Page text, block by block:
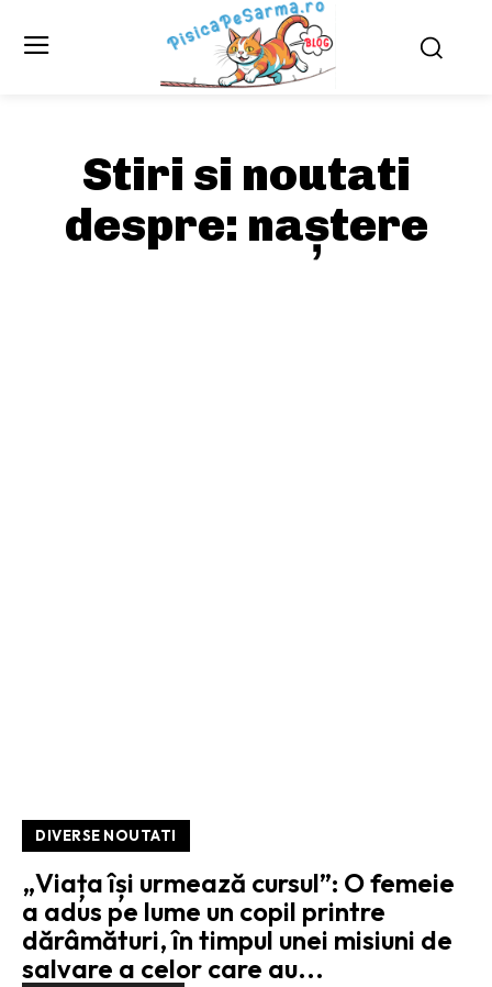
Stiri si noutati
despre: naștere
DIVERSE NOUTATI
„Viața își urmează cursul”: O femeie
a adus pe lume un copil printre
dărâmături, în timpul unei misiuni de
salvare a celor care au...